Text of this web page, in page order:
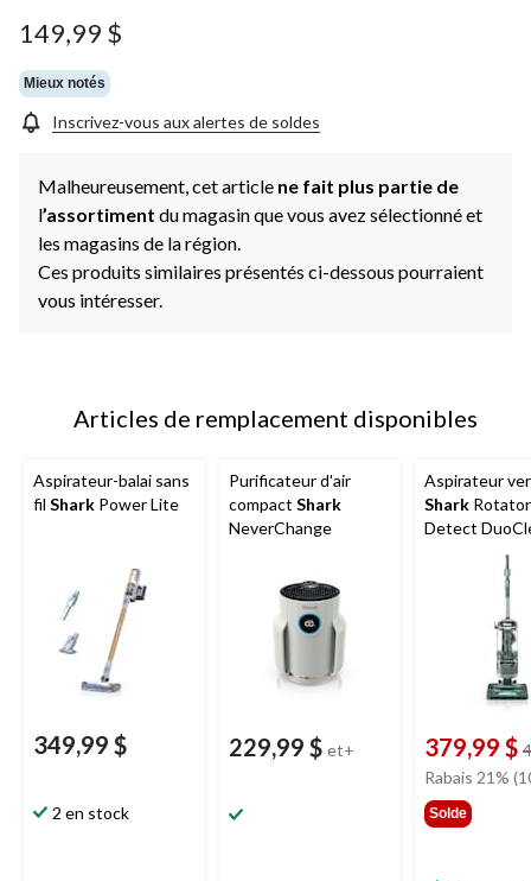
149,99 $
Mieux notés
Inscrivez-vous aux alertes de soldes
Malheureusement, cet article ne fait plus partie de
l’assortiment du magasin que vous avez sélectionné et
les magasins de la région.
Ces produits similaires présentés ci-dessous pourraient
vous intéresser.
Articles de remplacement disponibles
Aspirateur-balai sans
fil Shark Power Lite
349,99 $
2 en stock
Purificateur d'air
compact Shark
NeverChange
229,99 $ et+
Aspirateur
Shark Rotator
Detect
379,99 $
Rabais 21%
Solde